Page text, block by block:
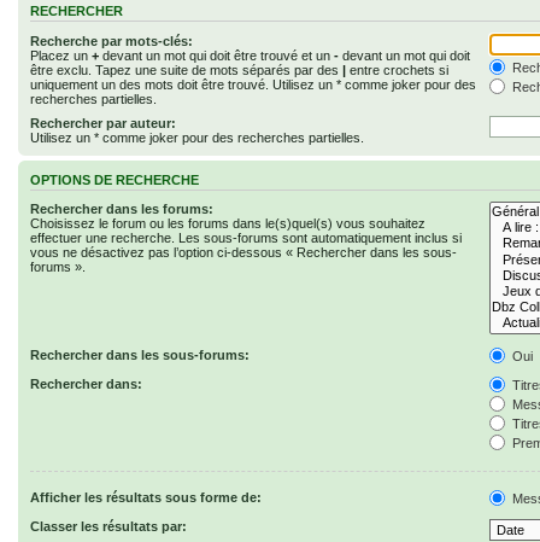
RECHERCHER
Recherche par mots-clés:
Placez un + devant un mot qui doit être trouvé et un - devant un mot qui doit
être exclu. Tapez une suite de mots séparés par des | entre crochets si
uniquement un des mots doit être trouvé. Utilisez un * comme joker pour des
recherches partielles.
Rechercher par auteur:
Utilisez un * comme joker pour des recherches partielles.
OPTIONS DE RECHERCHE
Rechercher dans les forums:
Choisissez le forum ou les forums dans le(s)quel(s) vous souhaitez
effectuer une recherche. Les sous-forums sont automatiquement inclus si
vous ne désactivez pas l’option ci-dessous « Rechercher dans les sous-
forums ».
Rechercher dans les sous-forums:
Oui
Rechercher dans:
Afficher les résultats sous forme de:
Classer les résultats par: